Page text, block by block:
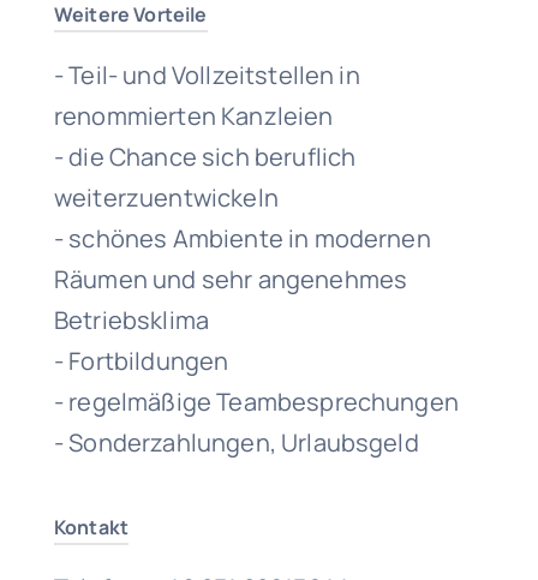
Weitere Vorteile
- Teil- und Vollzeitstellen in
renommierten Kanzleien
- die Chance sich beruflich
weiterzuentwickeln
- schönes Ambiente in modernen
Räumen und sehr angenehmes
Betriebsklima
- Fortbildungen
- regelmäßige Teambesprechungen
- Sonderzahlungen, Urlaubsgeld
Kontakt